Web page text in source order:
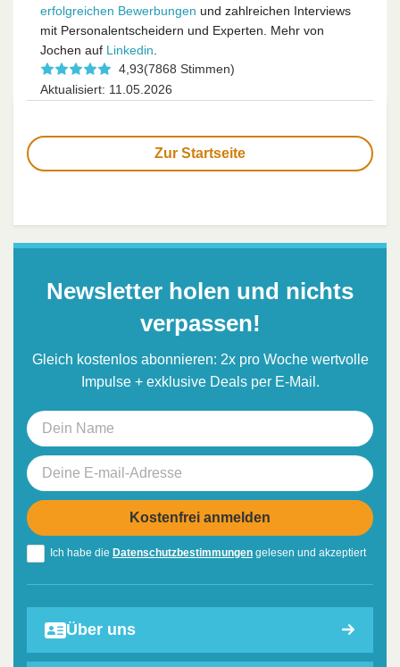
erfolgreichen Bewerbungen und zahlreichen Interviews
mit Personalentscheidern und Experten. Mehr von
Jochen auf Linkedin.
4,93(7868 Stimmen)
Aktualisiert: 11.05.2026
Zur Startseite
Newsletter holen und nichts
verpassen!
Gleich kostenlos abonnieren: 2x pro Woche wertvolle
Impulse + exklusive Deals per E-Mail.
Ich habe die Datenschutzbestimmungen gelesen und akzeptiert
Über uns